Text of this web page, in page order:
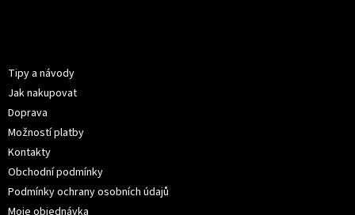
Tipy a návody
Jak nakupovat
Doprava
Možností platby
Kontakty
Obchodní podmínky
Podmínky ochrany osobních údajů